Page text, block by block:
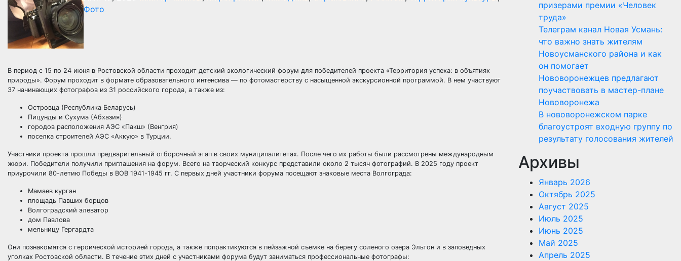
Фото
В период с 15 по 24 июня в Ростовской области проходит детский экологический форум для победителей проекта «Территория успеха: в объятиях
природы». Форум проходит в формате образовательного интенсива — по фотомастерству с насыщенной экскурсионной программой. В нем участвуют
37 начинающих фотографов из 31 российского города, а также из:
Островца (Республика Беларусь)
Пицунды и Сухума (Абхазия)
городов расположения АЭС «Пакш» (Венгрия)
поселка строителей АЭС «Аккую» в Турции.
Участники проекта прошли предварительный отборочный этап в своих муниципалитетах. После чего их работы были рассмотрены международным
жюри. Победители получили приглашения на форум. Всего на творческий конкурс представили около 2 тысяч фотографий. В 2025 году проект
приурочили 80-летию Победы в ВОВ 1941-1945 гг. С первых дней участники форума посещают знаковые места Волгограда:
Мамаев курган
площадь Павших борцов
Волгоградский элеватор
дом Павлова
мельницу Гергардта
Они познакомятся с героической историей города, а также попрактикуются в пейзажной съемке на берегу соленого озера Эльтон и в заповедных
уголках Ростовской области. В течение этих дней с участниками форума будут заниматься профессиональные фотографы:
призерами премии «Человек
труда»
Телеграм канал Новая Усмань:
что важно знать жителям
Новоусманского района и как
он помогает
Нововоронежцев предлагают
поучаствовать в мастер-плане
Нововоронежа
В нововоронежском парке
благоустроят входную группу по
результату голосования жителей
Архивы
Январь 2026
Октябрь 2025
Август 2025
Июль 2025
Июнь 2025
Май 2025
Апрель 2025